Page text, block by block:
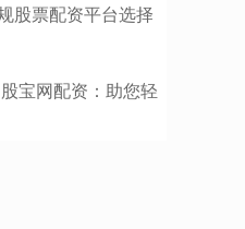
股票配资平台选择
宝网配资：助您轻